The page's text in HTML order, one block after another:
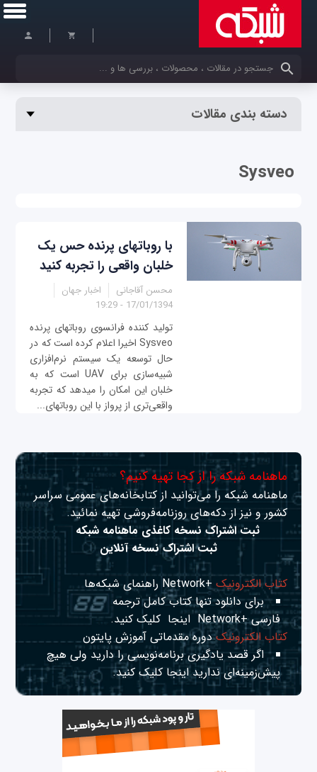
کلمات کلیدی خود را وارد کنید
دسته بندی مقالات
Sysveo
با روبات‎های پرنده حس یک
خلبان واقعی را تجربه کنید
محسن آقاجانی
اخبار جهان
17/01/1394 - 19:29
تولید كننده فرانسوی روبات‎های پرنده
Sysveo اخیرا اعلام كرده است که در
حال توسعه یک سیستم نرم‌افزاری
شبیه‌سازی برای UAV است که به
خلبان این امکان را می‎دهد که تجربه
واقعی‌تری از پرواز با این روبات‎های...
ماهنامه شبکه را از کجا تهیه کنیم؟
ماهنامه شبکه را می‌توانید از کتابخانه‌های عمومی سراسر
کشور و نیز از دکه‌های روزنامه‌فروشی تهیه نمائید.
ثبت اشتراک نسخه کاغذی ماهنامه شبکه
ثبت اشتراک نسخه آنلاین
کتاب الکترونیک+Network راهنمای شبکه‌ها
برای دانلود تنها کتاب کامل ترجمه
فارسی +Network
اینجا کلیک کنید.
کتاب الکترونیکدوره مقدماتی آموزش پایتون
اگر قصد یادگیری برنامه‌نویسی را دارید ولی هیچ
پیش‌زمینه‌ای نداریداینجا کلیک کنید.